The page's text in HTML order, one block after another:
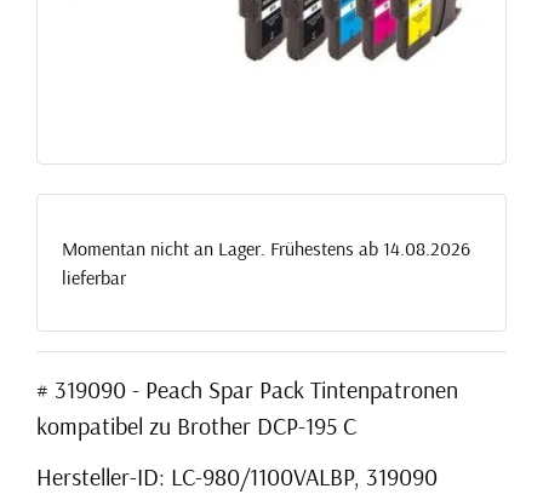
Momentan nicht an Lager. Frühestens ab 14.08.2026
lieferbar
# 319090 - Peach Spar Pack Tintenpatronen
kompatibel zu Brother DCP-195 C
Hersteller-ID: LC-980/1100VALBP, 319090